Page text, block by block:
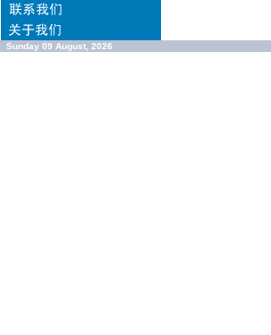
Sunday 09 August, 2026